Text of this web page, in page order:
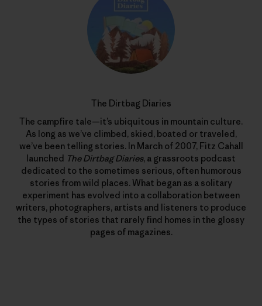
The Dirtbag Diaries
The campfire tale—it’s ubiquitous in mountain culture.
As long as we’ve climbed, skied, boated or traveled,
we’ve been telling stories. In March of 2007, Fitz Cahall
launched The Dirtbag Diaries, a grassroots podcast
dedicated to the sometimes serious, often humorous
stories from wild places. What began as a solitary
experiment has evolved into a collaboration between
writers, photographers, artists and listeners to produce
the types of stories that rarely find homes in the glossy
pages of magazines.